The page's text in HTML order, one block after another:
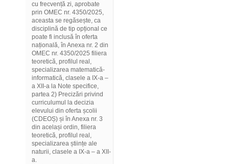
cu frecvență zi, aprobate
prin OMEC nr. 4350/2025,
aceasta se regăsește, ca
disciplină de tip opțional ce
poate fi inclusă în oferta
națională, în Anexa nr. 2 din
OMEC nr. 4350/2025 filiera
teoretică, profilul real,
specializarea matematică-
informatică, clasele a IX-a –
a XII-a la Note specifice,
partea 2) Precizări privind
curriculumul la decizia
elevului din oferta școlii
(CDEOȘ) și în Anexa nr. 3
din același ordin, filiera
teoretică, profilul real,
specializarea științe ale
naturii, clasele a IX-a – a XII-
a.